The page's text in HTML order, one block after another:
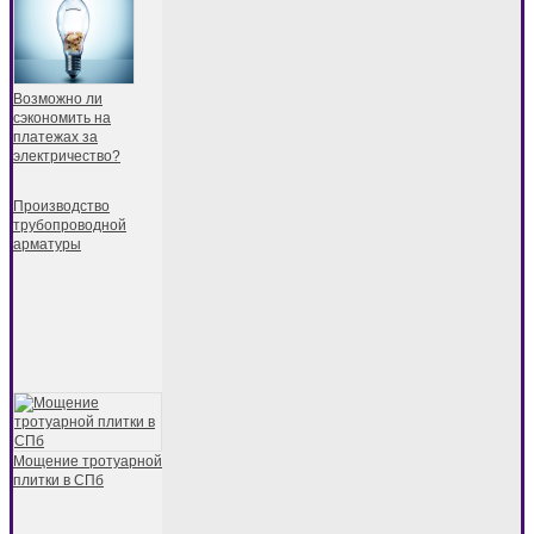
Возможно ли
сэкономить на
платежах за
электричество?
Производство
трубопроводной
арматуры
Мощение тротуарной
плитки в СПб